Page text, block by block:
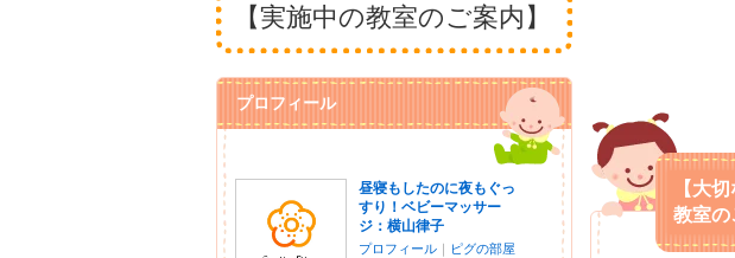
【大
教室の
【実施中の教室のご案内】
プロフィール
昼寝もしたのに夜もぐっ
すり！ベビーマッサー
ジ：横山律子
プロフィール ｜ ピグの部屋